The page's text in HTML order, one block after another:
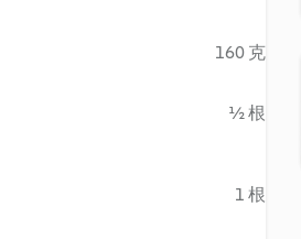
160 克
½ 根
1 根